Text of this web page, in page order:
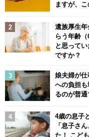
ますが、
遺族厚生年
らう年齢
と思って
ですか？
娘夫婦が
への負担
るのが普通
4歳の息子
「息子さ
た！ こど